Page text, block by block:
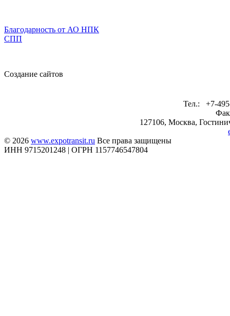
Благодарность от АО НПК
СПП
Создание сайтов
Тел.: +7-
127106, Москва,
© 2026 www.expotransit.ru Все права защищены
ИНН 9715201248 | ОГРН 1157746547804